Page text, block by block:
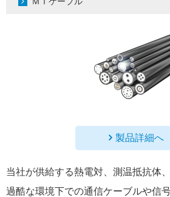
製品詳細へ
当社が供給する熱電対、測温抵抗体
過酷な環境下での通信ケーブルや信